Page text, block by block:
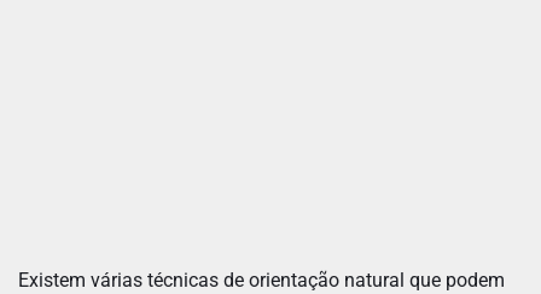
Existem várias técnicas de orientação natural que podem